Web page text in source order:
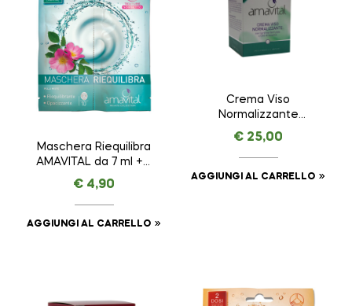
Maschera Riequilibra
AMAVITAL da 7 ml + 7
ml
€ 4,90
AGGIUNGI AL CARRELLO
Crema Viso
Normalizzante
AMAVITAL da 50 ml
€ 25,00
AGGIUNGI AL CARRELLO